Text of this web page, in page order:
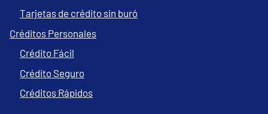
Tarjetas de crédito sin buró
Créditos Personales
Crédito Fácil
Crédito Seguro
Créditos Rápidos